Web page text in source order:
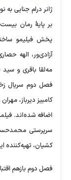
ژانر درام جنایی
بر پایهٔ رمان
پخش فیلیمو
آزادی‌ور، الهه
مه‌لقا باقری و
فصل دوم سریال
کامبیز دیرباز،
اضافه شده‌اند.
سرپرستی
کشیان، تهیه‌کننده
فصل دوم بازهم